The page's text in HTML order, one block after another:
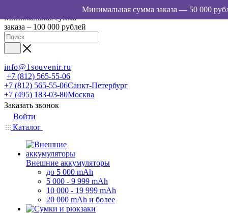
Минимальная сумма
заказа – 100 000 рублей
info@1souvenir.ru
+7 (812) 565-55-06
+7 (812) 565-55-06Санкт-Петербург
+7 (495) 183-03-80Москва
Заказать звонок
Войти
Каталог
Внешние аккумуляторы
до 5 000 mAh
5 000 - 9 999 mAh
10 000 - 19 999 mAh
20 000 mAh и более